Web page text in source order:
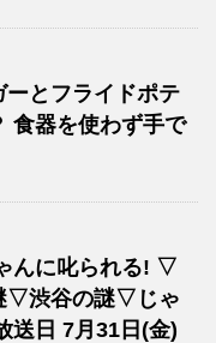
とフライドポテ
食器を使わず手で
んに叱られる! ▽
▽渋谷の謎▽じゃ
送日 7月31日(金)